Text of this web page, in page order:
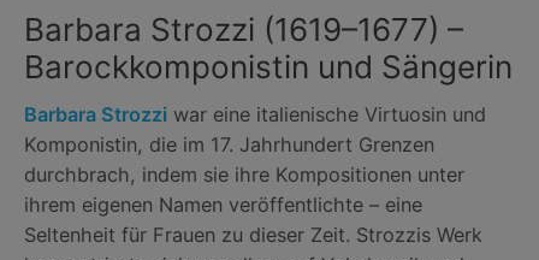
Barbara Strozzi (1619–1677) –
Barockkomponistin und Sängerin
Barbara Strozzi war eine italienische Virtuosin und
Komponistin, die im 17. Jahrhundert Grenzen
durchbrach, indem sie ihre Kompositionen unter
ihrem eigenen Namen veröffentlichte – eine
Seltenheit für Frauen zu dieser Zeit. Strozzis Werk